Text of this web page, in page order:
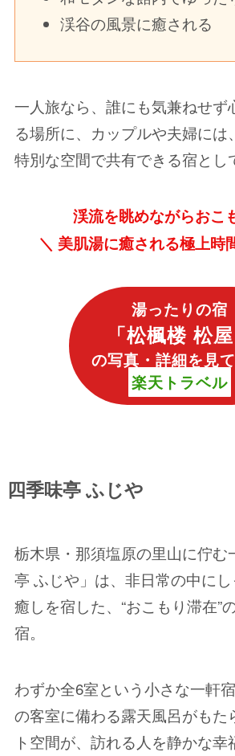
渓谷の風景に癒される
一人旅なら、誰にも気兼ねせず
る場所に、カップルや夫婦には
特別な空間で共有できる宿とし
渓流を眺めながらおこ
＼ 美肌湯に癒される極上時
湯ったりの宿
「松楓楼 松屋
の写真・詳細を見
楽天トラベル
四季味亭 ふじや
栃木県・那須塩原の里山に佇む
亭 ふじや」は、非日常の中に
癒しを宿した、“おこもり滞在”
宿。
わずか全6室という小さな一軒
の客室に備わる露天風呂がもた
ト空間が、訪れる人を静かな幸